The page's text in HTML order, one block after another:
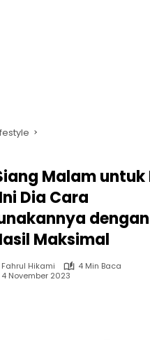
Malam untuk
Dia Cara
Maksimal
Hikami
4 Min Baca
4 November 2023